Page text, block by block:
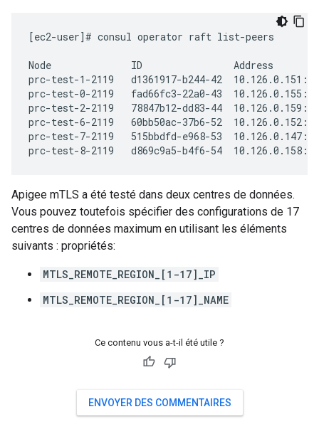
[ec2-user]# consul operator raft list-peers
Node              ID                Address
prc-test-1-2119   d1361917-b244-42
prc-test-0-2119   fad66fc3-22a0-43
prc-test-2-2119   78847b12-dd83-44
prc-test-6-2119   60bb50ac-37b6-52
prc-test-7-2119   515bbdfd-e968-53
prc-test-8-2119   d869c9a5-b4f6-54
Apigee mTLS a été testé dans deux centres de données.
Vous pouvez toutefois spécifier des configurations de 17
centres de données maximum en utilisant les éléments
suivants : propriétés:
MTLS_REMOTE_REGION_[1-17]_IP
MTLS_REMOTE_REGION_[1-17]_NAME
Ce contenu vous a-t-il été utile ?
ENVOYER DES COMMENTAIRES